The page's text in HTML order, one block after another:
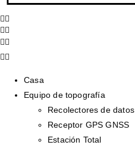
Casa
Equipo de topografía
Recolectores de datos
Receptor GPS GNSS
Estación Total